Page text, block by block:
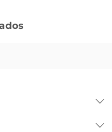
Seara, você pode
quem tem uma